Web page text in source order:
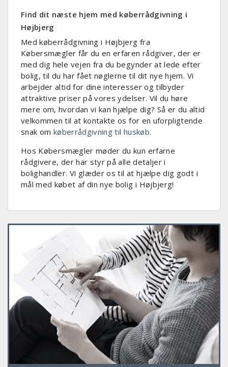
Find dit næste hjem med køberrådgivning i
Højbjerg
Med køberrådgivning i Højbjerg fra
Købersmægler får du en erfaren rådgiver, der er
med dig hele vejen fra du begynder at lede efter
bolig, til du har fået nøglerne til dit nye hjem. Vi
arbejder altid for dine interesser og tilbyder
attraktive priser på vores ydelser. Vil du høre
mere om, hvordan vi kan hjælpe dig? Så er du altid
velkommen til at kontakte os for en uforpligtende
snak om køberrådgivning til huskøb.
Hos Købersmægler møder du kun erfarne
rådgivere, der har styr på alle detaljer i
bolighandler. Vi glæder os til at hjælpe dig godt i
mål med købet af din nye bolig i Højbjerg!